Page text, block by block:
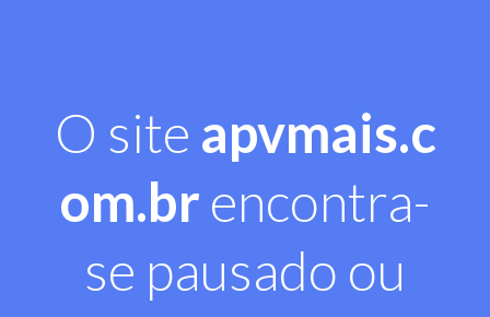
O site apvmais.c
om.br encontra-
se pausado ou